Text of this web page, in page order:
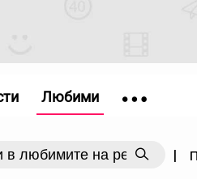
|
Любими